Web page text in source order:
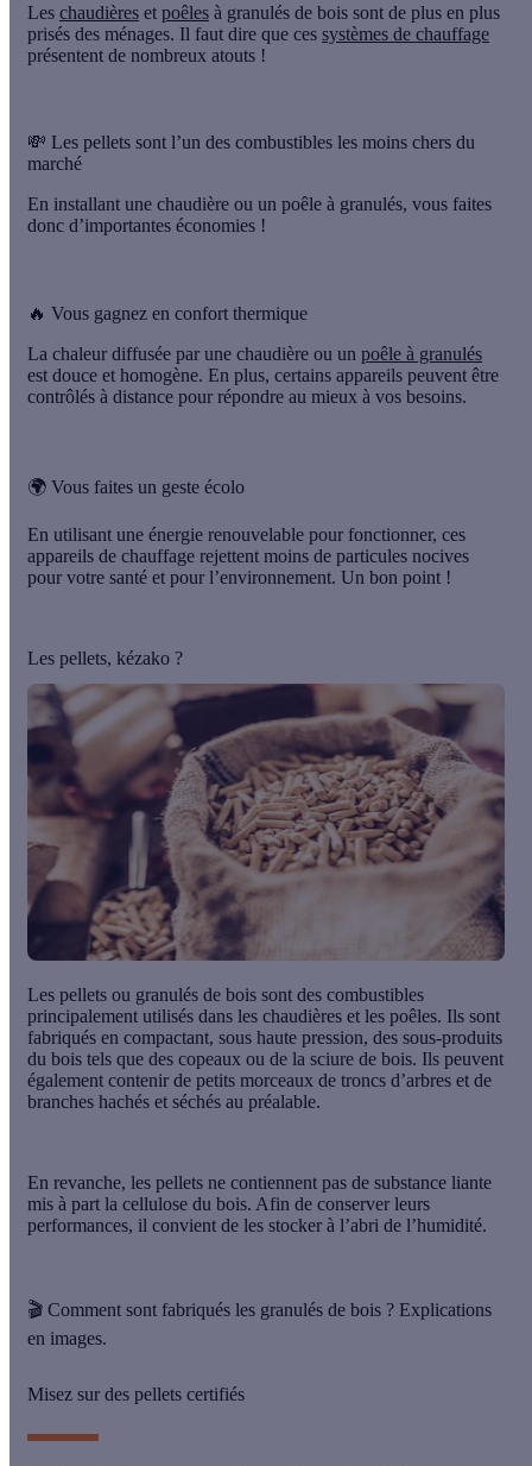
Les chaudières et poêles à granulés de bois sont de plus en plus
prisés des ménages. Il faut dire que ces systèmes de chauffage
présentent de nombreux atouts !
💸 Les pellets sont l’un des combustibles les moins chers du
marché
En installant une chaudière ou un poêle à granulés, vous faites
donc d’importantes économies !
🔥 Vous gagnez en confort thermique
La chaleur diffusée par une chaudière ou un poêle à granulés
est douce et homogène. En plus, certains appareils peuvent être
contrôlés à distance pour répondre au mieux à vos besoins.
🌍 Vous faites un geste écolo
En utilisant une énergie renouvelable pour fonctionner, ces
appareils de chauffage rejettent moins de particules nocives
pour votre santé et pour l’environnement. Un bon point !
Les pellets, kézako ?
Les pellets ou granulés de bois sont des combustibles
principalement utilisés dans les chaudières et les poêles. Ils sont
fabriqués en compactant, sous haute pression, des sous-produits
du bois tels que des copeaux ou de la sciure de bois. Ils peuvent
également contenir de petits morceaux de troncs d’arbres et de
branches hachés et séchés au préalable.
En revanche, les pellets ne contiennent pas de substance liante
mis à part la cellulose du bois. Afin de conserver leurs
performances, il convient de les stocker à l’abri de l’humidité.
🎬 Comment sont fabriqués les granulés de bois ? Explications
en images.
Misez sur des pellets certifiés